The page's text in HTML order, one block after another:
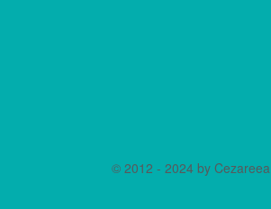
© 2012 - 2024 by Cezareea